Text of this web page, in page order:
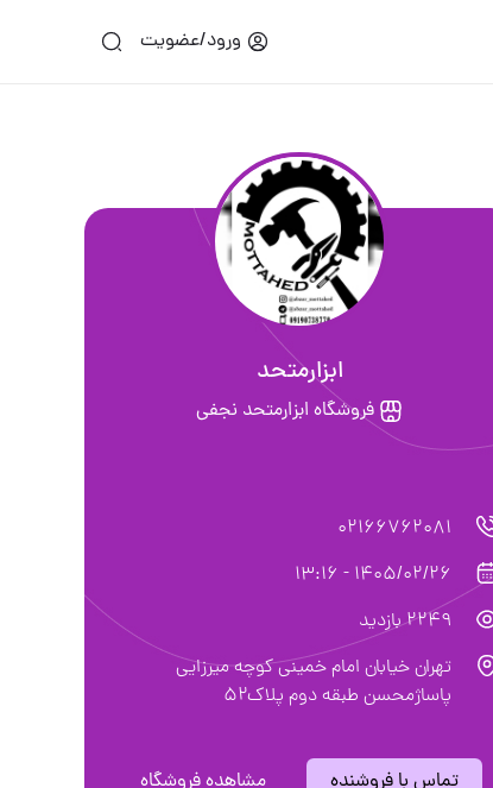
ورود/عضویت
ابزارمتحد
فروشگاه ابزارمتحد نجفی
02166762081
1405/02/26 - 13:16
2249 بازدید
تهران خیابان امام خمینی کوچه میرزایی
پاساژمحسن طبقه دوم پلاک۵۲
تماس با فروشنده مشاهده فروشگاه